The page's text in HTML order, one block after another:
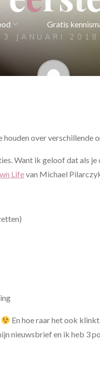
Gratis
3 JANUARI 2018
over verschillende
Want ik geloof dat als
Lifevan Michael
En hoe raar het ook
nieuwsbrief en ik heb 3